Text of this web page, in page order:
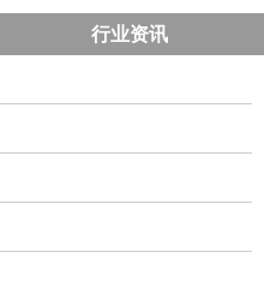
行业资讯